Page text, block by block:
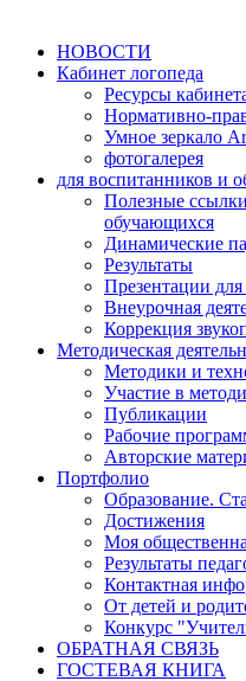
НОВОСТИ
Кабинет логопеда
Ресурсы
Нормативно-
Умное зеркало
фотогалерея
для воспитанников и
Полезные
обучающихся
Динамические
Результаты
Презентации
Внеурочная
Коррекция
Методическая
Методики и
Участие в
Публикации
Рабочие
Авторские
Портфолио
Образование.
Достижения
Моя
Результаты
Контактная
От детей и
Конкурс
ОБРАТНАЯ СВЯЗЬ
ГОСТЕВАЯ КНИГА